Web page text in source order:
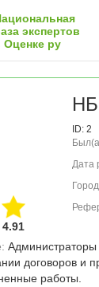
экспертов
Оценке ру
4.91
ID: 2
Дата
договоров и
работы.